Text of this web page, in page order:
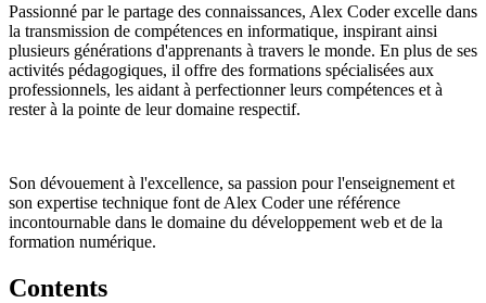
Passionné par le partage des connaissances, Alex Coder excelle dans
la transmission de compétences en informatique, inspirant ainsi
plusieurs générations d'apprenants à travers le monde. En plus de ses
activités pédagogiques, il offre des formations spécialisées aux
professionnels, les aidant à perfectionner leurs compétences et à
rester à la pointe de leur domaine respectif.
Son dévouement à l'excellence, sa passion pour l'enseignement et
son expertise technique font de Alex Coder une référence
incontournable dans le domaine du développement web et de la
formation numérique.
Contents